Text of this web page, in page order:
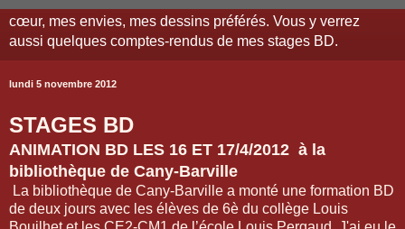
cœur, mes envies, mes dessins préférés. Vous y verrez
aussi quelques comptes-rendus de mes stages BD.
lundi 5 novembre 2012
STAGES BD
ANIMATION BD LES 16 ET 17/4/2012 à la
bibliothèque de Cany-Barville
La bibliothèque de Cany-Barville a monté une formation BD
de deux jours avec les élèves de 6è du collège Louis